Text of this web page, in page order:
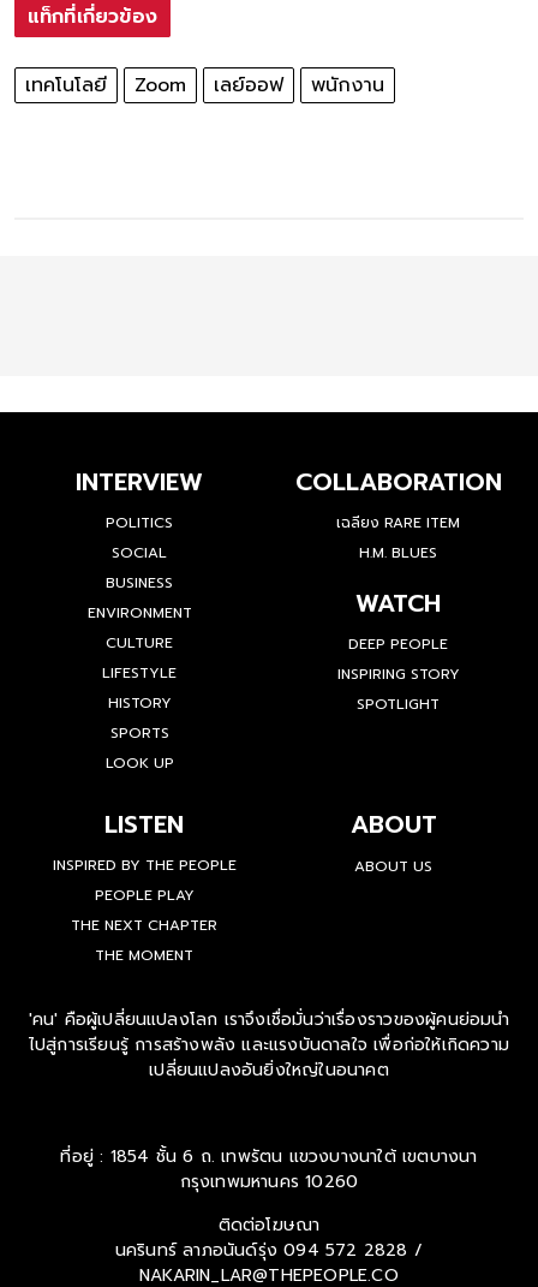
แท็กที่เกี่ยวข้อง
เทคโนโลยี Zoom เลย์ออฟ พนักงาน
INTERVIEW
POLITICS
SOCIAL
BUSINESS
ENVIRONMENT
CULTURE
LIFESTYLE
HISTORY
SPORTS
LOOK UP
COLLABORATION
เฉลียง RARE ITEM
H.M. BLUES
WATCH
DEEP PEOPLE
INSPIRING STORY
SPOTLIGHT
LISTEN
INSPIRED BY THE PEOPLE
PEOPLE PLAY
THE NEXT CHAPTER
THE MOMENT
ABOUT
ABOUT US
'คน' คือผู้เปลี่ยนแปลงโลก เราจึงเชื่อมั่นว่าเรื่องราวของผู้คนย่อมนำ
ไปสู่การเรียนรู้ การสร้างพลัง และแรงบันดาลใจ เพื่อก่อให้เกิดความ
เปลี่ยนแปลงอันยิ่งใหญ่ในอนาคต
ที่อยู่ : 1854 ชั้น 6 ถ. เทพรัตน แขวงบางนาใต้ เขตบางนา
กรุงเทพมหานคร 10260
ติดต่อโฆษณา
นครินทร์ ลาภอนันด์รุ่ง 094 572 2828 /
NAKARIN_LAR@THEPEOPLE.CO